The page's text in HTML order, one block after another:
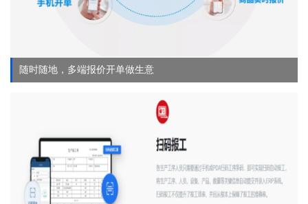
随时随地，多端报价开单做生意